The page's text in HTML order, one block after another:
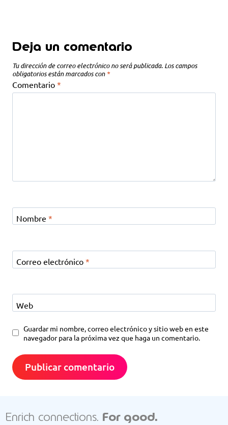
Deja un comentario
Tu dirección de correo electrónico no será publicada. Los campos
obligatorios están marcados con *
Comentario *
Nombre *
Correo electrónico *
Web
Guardar mi nombre, correo electrónico y sitio web en este
navegador para la próxima vez que haga un comentario.
Enrich connections. For good.